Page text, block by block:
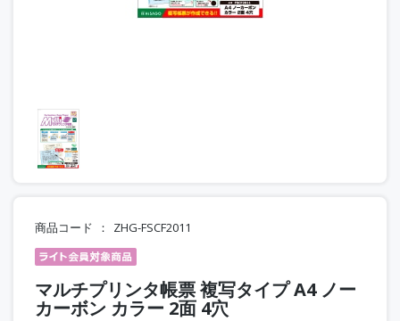
商品コード ZHG-FSCF2011
マルチプリンタ帳票 複写タイプ A4 ノー
カーボン カラー 2面 4穴